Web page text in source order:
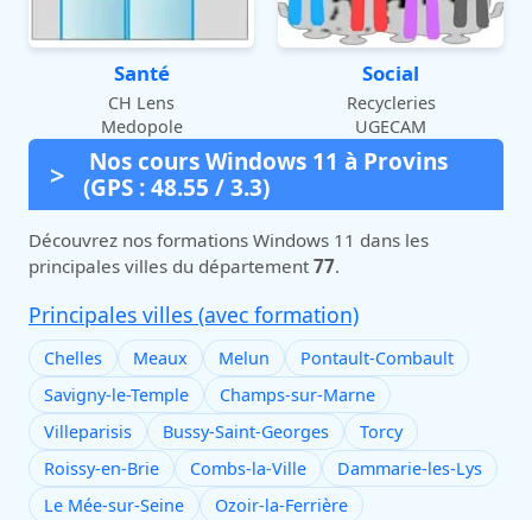
Santé
CH Lens
Medopole
Social
Recycleries
UGECAM
Nos cours Windows 11 à Provins
(GPS : 48.55 / 3.3)
Découvrez nos formations Windows 11 dans les
principales villes du département 77.
Principales villes (avec formation)
Chelles Meaux Melun
Pontault-Combault
Savigny-le-Temple
Champs-sur-Marne
Villeparisis
Bussy-Saint-Georges
Torcy
Roissy-en-Brie
Combs-la-Ville
Dammarie-les-Lys
Le Mée-sur-Seine
Ozoir-la-Ferrière